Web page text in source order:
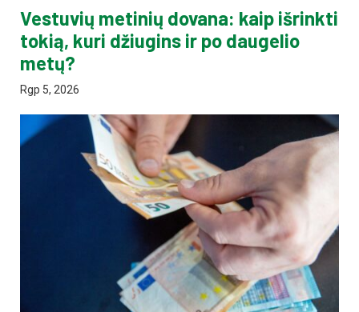
Vestuvių metinių dovana: kaip išrinkti
tokią, kuri džiugins ir po daugelio
metų?
Rgp 5, 2026